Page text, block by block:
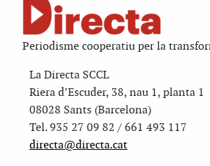
Periodisme cooperatiu per la
La Directa SCCL
Riera d’Escuder, 38, nau 1, planta 1
08028 Sants (Barcelona)
Tel. 935 27 09 82 / 661 493 117
directa@directa.cat